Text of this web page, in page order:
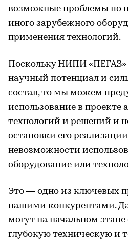
возможные проблемы по
иного зарубежного
применения технологий.
Поскольку НИПИ «ПЕГАЗ»
научный потенциал и
состав, то мы можем
использование в проекте
технологий и решений и
остановки его
невозможности
оборудование или
Это — одно из ключевых
нашими конкурентами.
могут на начальном
глубокую техническую и